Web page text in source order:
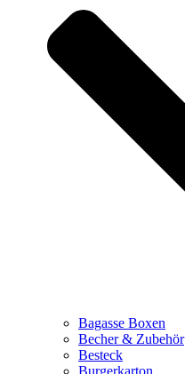
Bagasse Boxen
Becher & Zubehör
Besteck